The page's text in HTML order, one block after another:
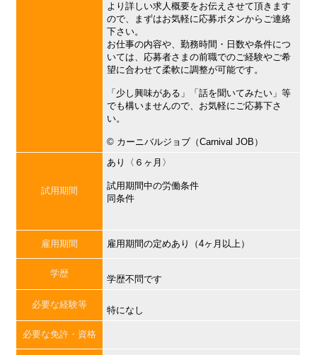
より詳しい求人概要をお伝えさせて頂きます
ので、まずはお気軽に応募ボタンからご連絡
下さい。
お仕事の内容や、勤務時間・日数や条件につ
いては、応募者さまの前職でのご経験やご希
望に合わせて柔軟に調整が可能です。
「少し興味がある」「話を聞いてみたい」等
でも構いませんので、お気軽にご応募下さ
い。
©︎ カーニバルジョブ（Carnival JOB）
試用期間
あり〈６ヶ月〉
試用期間中の労働条件
同条件
雇用期間 雇用期間の定めあり（4ヶ月以上）
学歴
学歴不問です
必要な経験等
特になし
必要な免許・資格